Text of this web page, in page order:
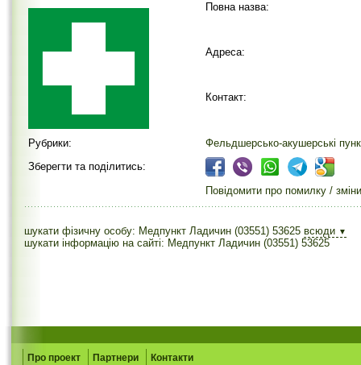
Повна назва:
Адреса:
Контакт:
Рубрики:
Фельдшерсько-акушерські
Зберегти та поділитись:
Повідомити про помилку / зміни
шукати фізичну особу: Медпункт Ладичин (03551) 53625 всюди ▼
шукати інформацію на сайті: Медпункт Ладичин (03551) 53625
Про проект Партнери Контакти